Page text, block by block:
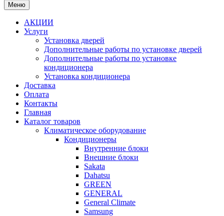
Меню
АКЦИИ
Услуги
Установка дверей
Дополнительные работы по установке дверей
Дополнительные работы по установке
кондиционера
Установка кондиционера
Доставка
Оплата
Контакты
Главная
Каталог товаров
Климатическое оборудование
Кондиционеры
Внутренние блоки
Внешние блоки
Sakata
Dahatsu
GREEN
GENERAL
General Climate
Samsung